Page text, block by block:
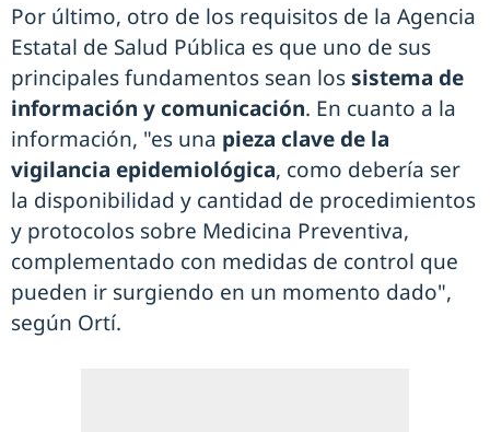
Por último, otro de los requisitos de la Agencia
Estatal de Salud Pública es que uno de sus
principales fundamentos sean lossistema de
información y comunicación. En cuanto a la
información, "es una pieza clave de la
vigilancia epidemiológica, como debería ser
la disponibilidad y cantidad de procedimientos
y protocolos sobre Medicina Preventiva,
complementado con medidas de control que
pueden ir surgiendo en un momento dado",
según Ortí.